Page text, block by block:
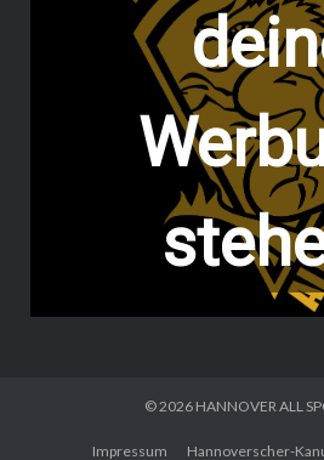
© 2026 HANNOVER ALL
Impressum Hannoverscher-